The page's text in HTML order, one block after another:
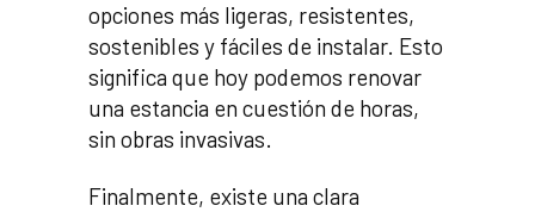
opciones más ligeras, resistentes,
sostenibles y fáciles de instalar. Esto
significa que hoy podemos renovar
una estancia en cuestión de horas,
sin obras invasivas.
Finalmente, existe una clara